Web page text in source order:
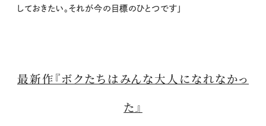
しておきたい。それが今の目標のひとつです」
最新作『ボクたちはみんな大人になれなかっ
た』